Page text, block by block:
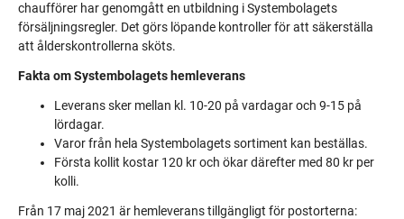
chaufförer hargenomgått en utbildning i Systembolagets
försäljningsregler. Det görs löpande kontroller för att säkerställa
att ålderskontrollerna sköts.
Fakta om Systembolagets hemleverans
Leverans sker mellan kl. 10-20 på vardagar och 9-15 på
lördagar.
Varor från hela Systembolagets sortiment kan beställas.
Första kollit kostar 120 kr och ökar därefter med 80 kr per
kolli.
Från 17 maj 2021 är hemleverans tillgängligt för postorterna: